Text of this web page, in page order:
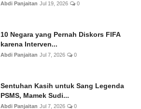
Abdi Panjaitan Jul 19, 2026 0
10 Negara yang Pernah Diskors FIFA
karena Interven...
Abdi Panjaitan Jul 7, 2026 0
Sentuhan Kasih untuk Sang Legenda
PSMS, Mamek Sudi...
Abdi Panjaitan Jul 7, 2026 0